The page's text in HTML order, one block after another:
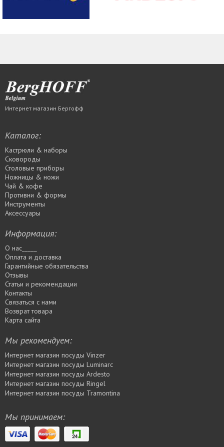
Интернет магазин Бергофф
Каталог:
Кастрюли & наборы
Сковороды
Столовые приборы
Ножницы & ножи
Чай & кофе
Противни & формы
Инструменты
Аксессуары
Информация:
О нас_____
Оплата и доставка
Гарантийные обязательства
Отзывы
Статьи и рекомендации
Контакты
Связаться с нами
Возврат товара
Карта сайта
Мы рекомендуем:
Интернет магазин посуды Vinzer
Интернет магазин посуды Luminarc
Интернет магазин посуды Ardesto
Интернет магазин посуды Rіngel
Интернет магазин посуды Tramontina
Мы принимаем: